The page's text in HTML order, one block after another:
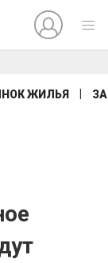
ЖИЛЬЯ